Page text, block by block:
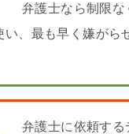
弁護士なら制限な
い、最も早く嫌がら
弁護士に依頼する